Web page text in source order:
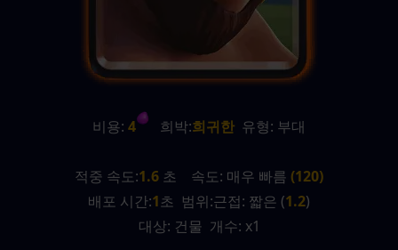
비용: 4 희박:희귀한 유형: 부대
적중 속도:1.6 초    속도: 매우 빠름 (120)
배포 시간:1초  범위:근접: 짧은 (1.2)
대상: 건물  개수: x1